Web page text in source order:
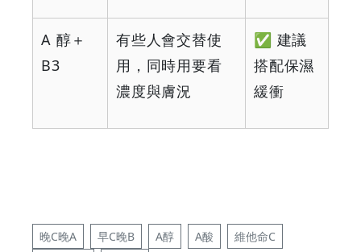
A 醇＋
B3
有些人會交替使
用，同時用要看
濃度與膚況
✅ 建議
搭配保濕
緩衝
晚C晚A 早C晚B A醇 A酸
維他命C